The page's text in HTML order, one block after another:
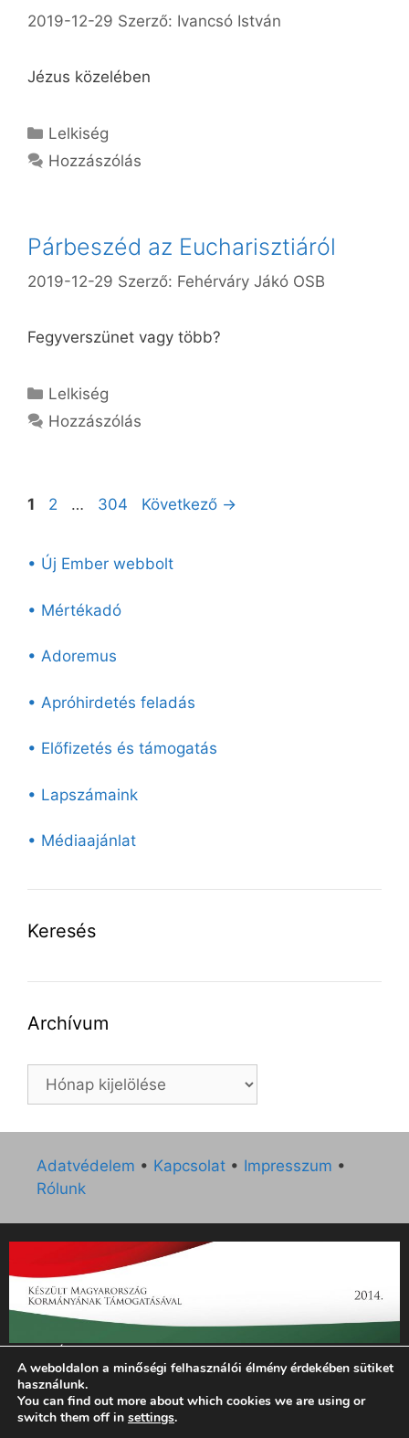
2019-12-29 Szerző: Ivancsó István
Jézus közelében
Kategória
Lelkiség
Hozzászólás
Párbeszéd az Eucharisztiáról
2019-12-29 Szerző: Fehérváry Jákó OSB
Fegyverszünet vagy több?
Kategória
Lelkiség
Hozzászólás
Oldal
1 Oldal
2 … Oldal
304 Következő →
• Új Ember webbolt
• Mértékadó
• Adoremus
• Apróhirdetés feladás
• Előfizetés és támogatás
• Lapszámaink
• Médiaajánlat
Keresés
Archívum
Archívum
Adatvédelem • Kapcsolat • Impresszum •
Rólunk
„Az Új Ember katolikus hetilap 2014. évi működésének
támogatását az EGYH-KCP-14-P-0121 sz. támogatási
szerződés keretében 3 000 000 Ft összegben támogatta az
Emberi Erőforrások Minisztériuma.”
A weboldalon a minőségi felhasználói élmény érdekében sütiket
használunk.
You can find out more about which cookies we are using or
switch them off in settings.